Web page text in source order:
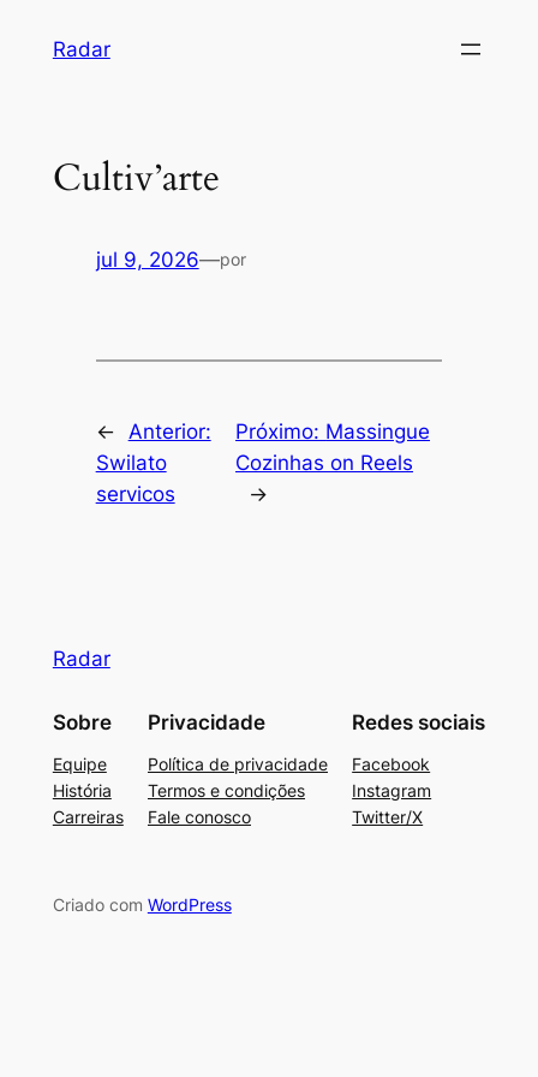
Radar
Cultiv’arte
jul 9, 2026—por
←
Anterior:
Swilato
servicos
Próximo: Massingue
Cozinhas on Reels
→
Radar
Sobre
Equipe
História
Carreiras
Privacidade
Política de privacidade
Termos e condições
Fale conosco
Redes sociais
Facebook
Instagram
Twitter/X
Criado com WordPress